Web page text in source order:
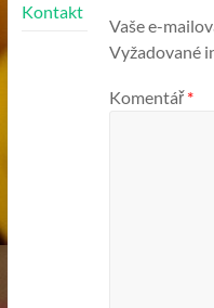
Vaše e-
Vyžadované
Komentář*
Kontakt